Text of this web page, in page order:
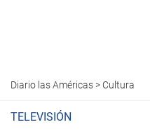
Diario las Américas> Cultura
TELEVISIÓN